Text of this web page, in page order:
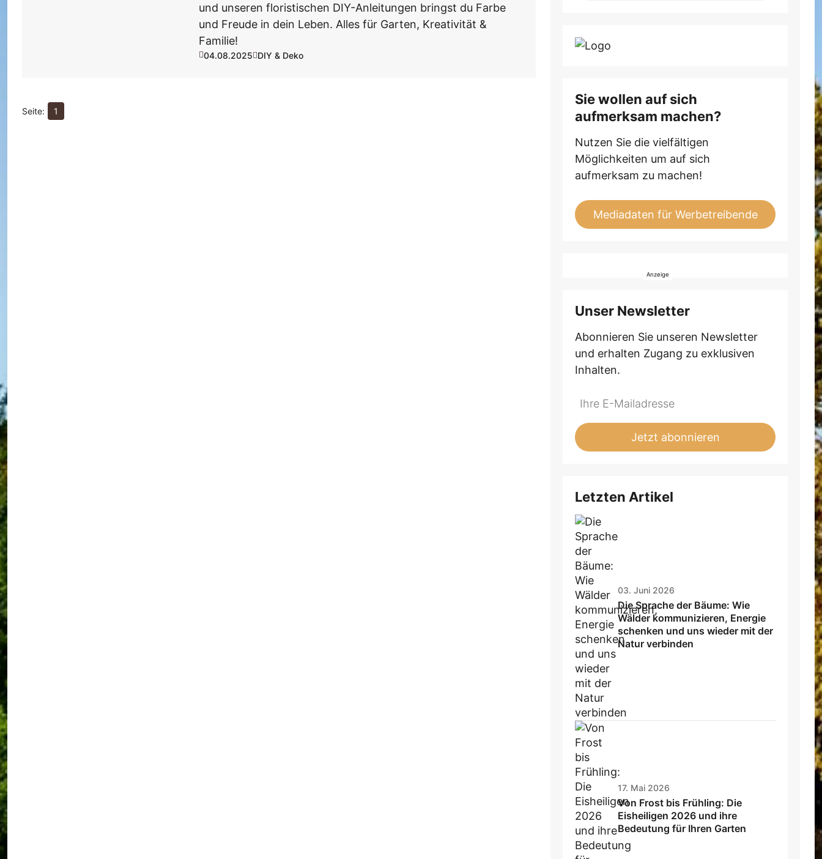
Tipps zu Boden, Pflanzenpflege & Jahreszeiten
Selbstversorgung
Werkzeug & Technik
und unseren floristischen DIY-Anleitungen bringst du Farbe
und Freude in dein Leben. Alles für Garten, Kreativität &
Familie!
04.08.2025 DIY & Deko
1
Sie wollen auf sich
aufmerksam machen?
Nutzen Sie die vielfältigen
Möglichkeiten um auf sich
aufmerksam zu machen!
Mediadaten für Werbetreibende
Unser Newsletter
Abonnieren Sie unseren Newsletter
und erhalten Zugang zu exklusiven
Inhalten.
Do
fill
this
*Ihre
Mailadresse:Jetzt abonnieren
Letzten Artikel
03. Juni 2026
Die Sprache der Bäume: Wie
Wälder kommunizieren, Energie
schenken und uns wieder mit der
Natur verbinden
17. Mai 2026
Von Frost bis Frühling: Die
Eisheiligen 2026 und ihre
Bedeutung für Ihren Garten